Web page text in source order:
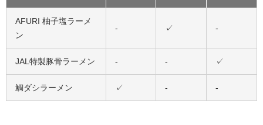
AFURI 柚子塩ラーメ
ン
- ✓ -
JAL特製豚骨ラーメン - - ✓
鯛ダシラーメン ✓ - -